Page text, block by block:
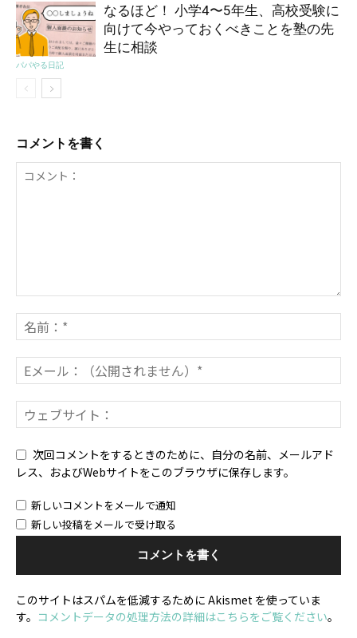
パパやる日記
なるほど！ 小学4〜5年生、高校受験に
向けて今やっておくべきことを塾の先
生に相談
コメントを書く
次回コメントをするときのために、自分の名前、メールアド
レス、およびWebサイトをこのブラウザに保存します。
新しいコメントをメールで通知
新しい投稿をメールで受け取る
このサイトはスパムを低減するために Akismet を使っていま
す。 コメントデータの処理方法の詳細はこちらをご覧ください。